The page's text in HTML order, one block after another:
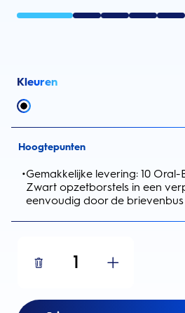
Kleuren
Hoogtepunten
•Gemakkelijke levering: 10
Zwart opzetborstels in een
eenvoudig door de brievenbus
1